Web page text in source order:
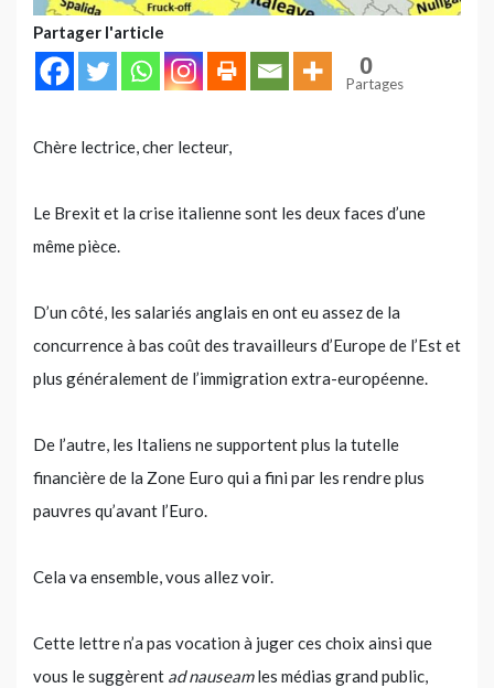
Partager l'article
0
Partages
Chère lectrice, cher lecteur,
Le Brexit et la crise italienne sont les deux faces d’une
même pièce.
D’un côté, les salariés anglais en ont eu assez de la
concurrence à bas coût des travailleurs d’Europe de l’Est et
plus généralement de l’immigration extra-européenne.
De l’autre, les Italiens ne supportent plus la tutelle
financière de la Zone Euro qui a fini par les rendre plus
pauvres qu’avant l’Euro.
Cela va ensemble, vous allez voir.
Cette lettre n’a pas vocation à juger ces choix ainsi que
vous le suggèrent ad nauseamles médias grand public,